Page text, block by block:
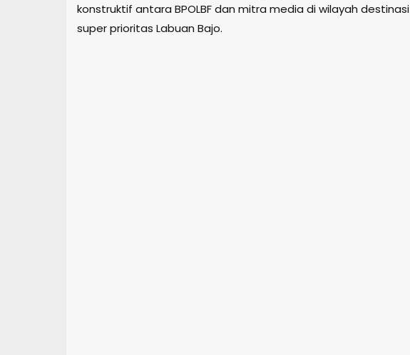
konstruktif antara BPOLBF dan mitra media di wilayah destinasi
super prioritas Labuan Bajo.